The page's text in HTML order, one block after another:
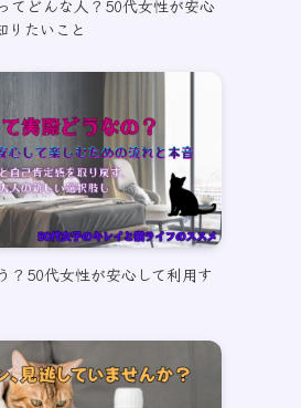
てどんな人？50代女性が安心
りたいこと
？50代女性が安心して利用す